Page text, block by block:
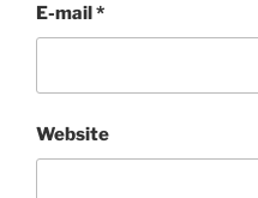
E-mail*
Website